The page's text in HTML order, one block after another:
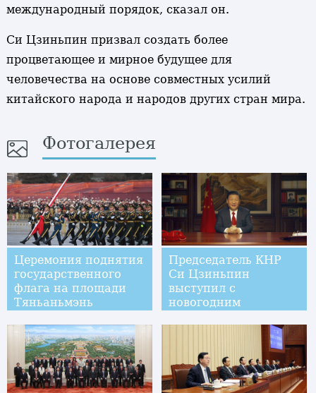
международный порядок, сказал он.
Си Цзиньпин призвал создать более
процветающее и мирное будущее для
человечества на основе совместных усилий
китайского народа и народов других стран мира.
Фотогалерея
Церемония поднятия
государственного
флага на площади
Тяньаньмэнь
НОАК
Председатель КНР
Си Цзиньпин
выступил с
новогодним